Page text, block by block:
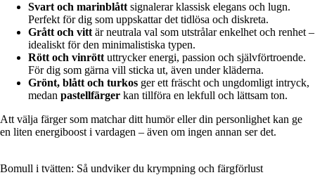
Svart och marinblåttsignalerar klassisk elegans och lugn.
Perfekt för dig som uppskattar det tidlösa och diskreta.
Grått och vittär neutrala val som utstrålar enkelhet och renhet –
idealiskt för den minimalistiska typen.
Rött och vinröttuttrycker energi, passion och självförtroende.
För dig som gärna vill sticka ut, även under kläderna.
Grönt, blått och turkos ger ett fräscht och ungdomligt intryck,
medan pastellfärger kan tillföra en lekfull och lättsam ton.
Att välja färger som matchar ditt humör eller din personlighet kan ge
en liten energiboost i vardagen – även om ingen annan ser det.
Bomull i tvätten: Så undviker du krympning och färgförlust